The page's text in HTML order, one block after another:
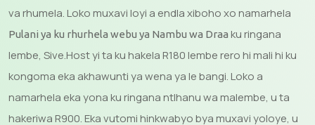
va rhumela. Loko muxavi loyi a endla xiboho xo namarhela
Pulani ya ku rhurhela webu ya Nambu wa Draa ku ringana
lembe, Sive.Host yi ta ku hakela R180 lembe rero hi mali hi ku
kongoma eka akhawunti ya wena ya le bangi. Loko a
namarhela eka yona ku ringana ntlhanu wa malembe, u ta
hakeriwa R900. Eka vutomi hinkwabyo bya muxavi yoloye, u